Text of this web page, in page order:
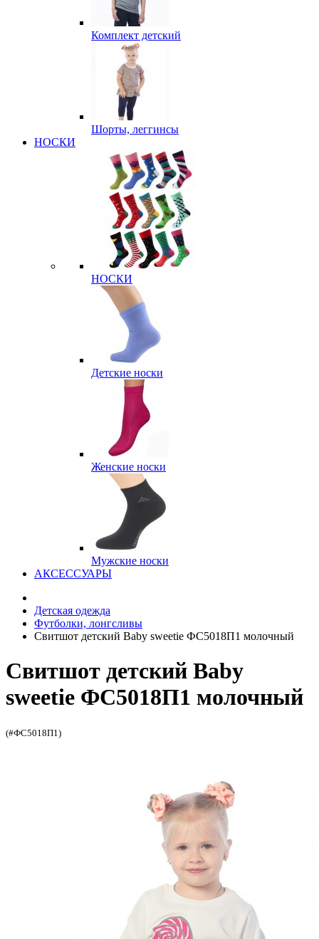
Комплект детский
Шорты, леггинсы
НОСКИ
НОСКИ
Детские носки
Женские носки
Мужские носки
АКСЕССУАРЫ
Детская одежда
Футболки, лонгсливы
Свитшот детский Bаby sweetie ФС5018П1 молочный
Свитшот детский Bаby
sweetie ФС5018П1 молочный
(#ФС5018П1)